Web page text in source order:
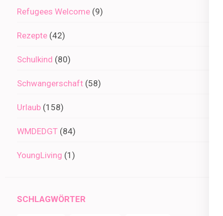
Refugees Welcome (9)
Rezepte (42)
Schulkind (80)
Schwangerschaft (58)
Urlaub (158)
WMDEDGT (84)
YoungLiving (1)
SCHLAGWÖRTER